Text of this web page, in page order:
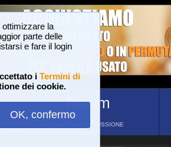
la
parte delle
e fare il login
i Termini di
dei cookie.
OK, confermo
Forum
FORUM DI DISCUSSIONE